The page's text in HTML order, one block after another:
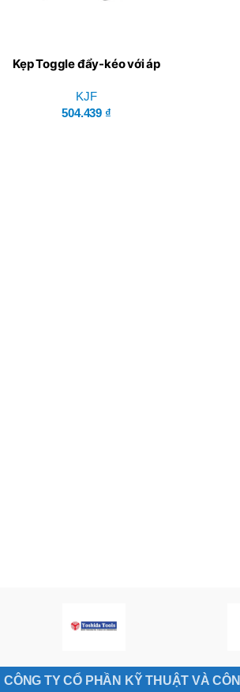
Kẹp Toggle đẩy-kéo với áp
010-31F
KJF
504.439 ₫
CÔNG TY CỔ PHẦN KỸ THUẬT VÀ